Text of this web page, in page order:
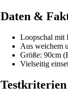
Daten &
Loopschal mit
Aus weichem
Größe: 90cm
Vielseitig
Testkriterien